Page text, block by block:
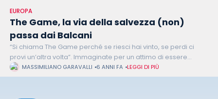
EUROPA
The Game, la via della salvezza (non)
passa dai Balcani
“Si chiama The Game perché se riesci hai vinto, se perdi ci
provi un’altra volta”. Immaginate per un attimo di essere
davanti ad una simulazione di realtà dove vi viene
MASSIMILIANO GARAVALLI 6 ANNI FA LEGGI DI PIÙ